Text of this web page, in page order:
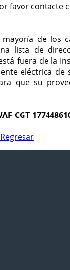
favor contacte
de los
lista de
fuera de la
eléctrica
que su
CGT-
Regresar